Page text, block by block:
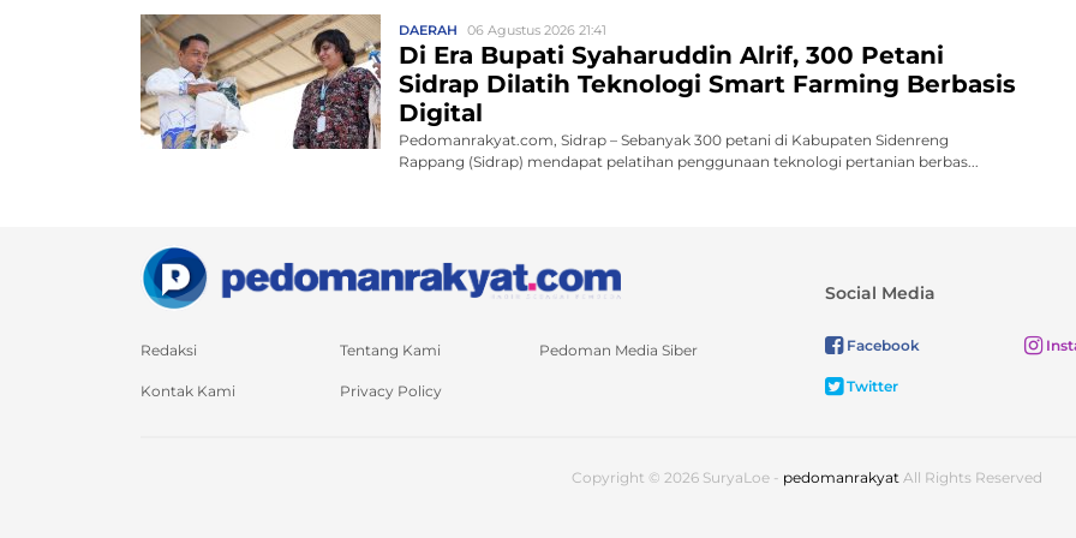
DAERAH 06 Agustus 2026 21:41
Di Era Bupati Syaharuddin Alrif, 300 Petani
Sidrap Dilatih Teknologi Smart Farming Berbasis
Digital
Pedomanrakyat.com, Sidrap – Sebanyak 300 petani di Kabupaten Sidenreng
Rappang (Sidrap) mendapat pelatihan penggunaan teknologi pertanian berbas...
Redaksi Tentang Kami Pedoman Media Siber
Kontak Kami Privacy Policy
Social Media
Facebook
Twitter
Copyright © 2026 SuryaLoe - pedomanrakyat All Rights Reserved